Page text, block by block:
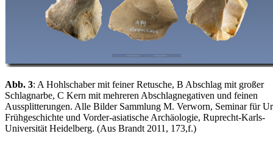
Abb. 3: A Hohlschaber mit feiner Retusche, B Abschlag mit großer
Schlagnarbe, C Kern mit mehreren Abschlagnegativen und feinen
Aussplitterungen. Alle Bilder Sammlung M. Verworn, Seminar für
Frühgeschichte und Vorder-asiatische Archäologie, Ruprecht-Karls-
Universität Heidelberg. (Aus Brandt 2011, 173,f.)